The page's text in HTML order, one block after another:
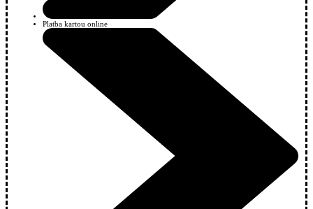
Platba kartou online